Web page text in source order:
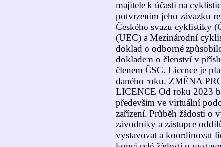
majitele k účasti na
potvrzením jeho závazku
Českého svazu cyklistiky
(UEC) a Mezinárodní
doklad o odborné
dokladem o členství v
členem ČSC. Licence je
daného roku. ZMĚNA
LICENCE Od roku 2023
především ve virtuální
zařízení. Průběh žádosti o
závodníky a zástupce
vystavovat a koordinovat